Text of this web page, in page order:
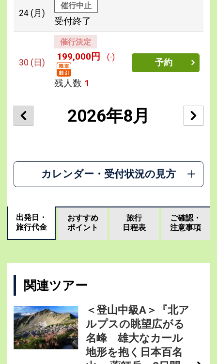
24 (月)
催行中止
受付終了
30 (日)
催行決定
199,000円 (-)
残人数 1
予約
2026年8月
カレンダー・受付状況の見方
出発日・
旅行代金
おすすめ
ポイント
旅行
日程表
ご確認・
注意事項
関連ツアー
＜登山中級A＞『北ア
ルプスの眺望広がる
名峰 雄大なカール
地形を抱く日本百名